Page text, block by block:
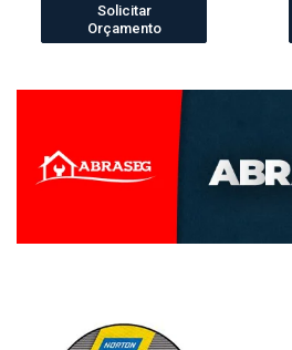
Solicitar
Orçamento